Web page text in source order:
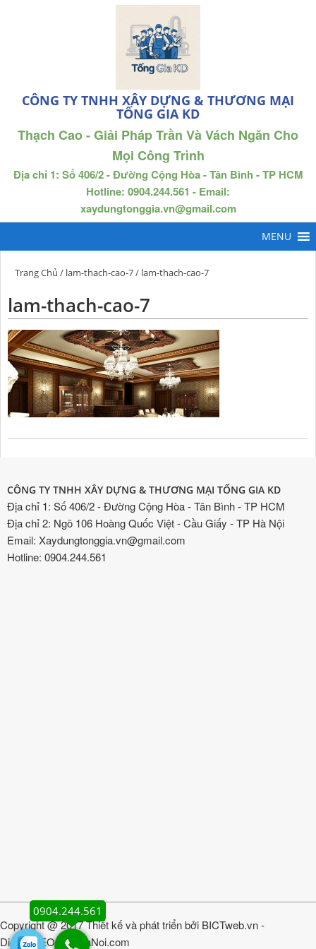
CÔNG TY TNHH XÂY DỰNG & THƯƠNG MẠI
TỐNG GIA KD
Thạch Cao - Giải Pháp Trần Và Vách Ngăn Cho
Mọi Công Trình
Địa chỉ 1: Số 406/2 - Đường Cộng Hòa - Tân Bình - TP HCM
Hotline: 0904.244.561 - Email:
xaydungtonggia.vn@gmail.com
Trang Chủ / lam-thach-cao-7/ lam-thach-cao-7
lam-thach-cao-7
CÔNG TY TNHH XÂY DỰNG & THƯƠNG MẠI TỐNG GIA KD
Địa chỉ 1: Số 406/2 - Đường Cộng Hòa - Tân Bình - TP HCM
Địa chỉ 2: Ngõ 106 Hoàng Quốc Việt - Cầu Giấy - TP Hà Nội
Email: Xaydungtonggia.vn@gmail.com
Hotline: 0904.244.561
Copyright @ 2017 Thiết kế và phát triển bởi BICTweb.vn-
DichvuSEOgiareHaNoi.com
0904.244.561